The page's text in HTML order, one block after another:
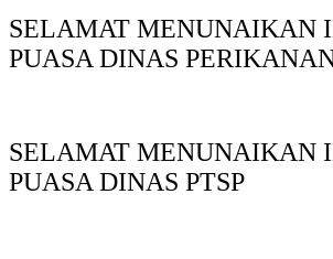
SELAMAT MENUNAIKAN
PUASA DINAS
SELAMAT MENUNAIKAN
PUASA DINAS PTSP